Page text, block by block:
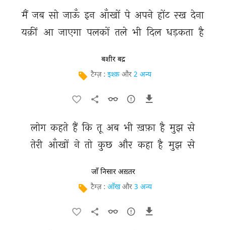
मैं जब सो जाऊँ इन आँखों पे अपने होंट रख देना
यक़ीं आ जाएगा पलकों तले भी दिल धड़कता है
बशीर बद्र
टैग्ज़ : इश्क़ और 2 अन्य
लोग कहते हैं कि तू अब भी ख़फ़ा है मुझ से
तेरी आँखों ने तो कुछ और कहा है मुझ से
जाँ निसार अख़्तर
टैग्ज़ : आँख और 3 अन्य